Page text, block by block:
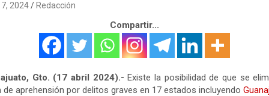
2024 Redacción
Compartir...
Gto. (17 abril 2024).- Existe la posibilidad de que se
de aprehensión por delitos graves en 17 estados incluyendo